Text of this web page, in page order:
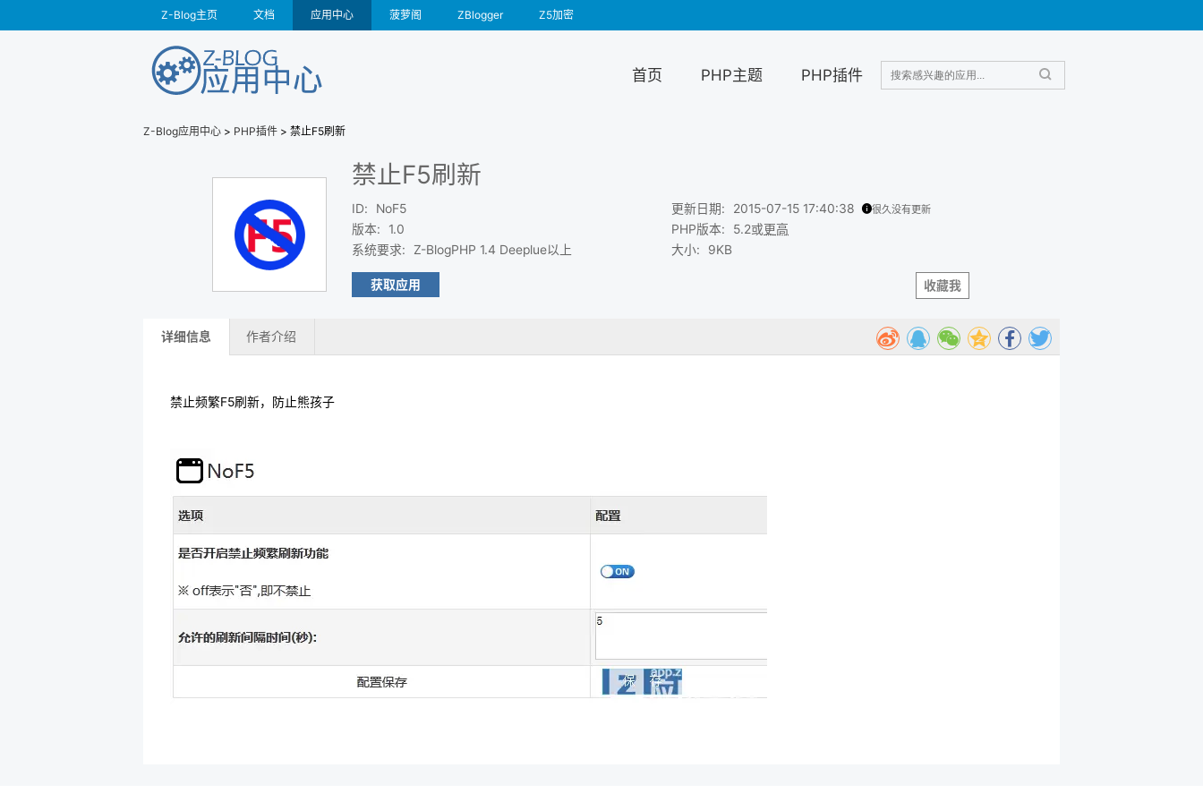
Z-Blog主页 文档 应用中心 菠萝阁 ZBlogger Z5加密
首页 PHP主题 PHP插件
Z-Blog应用中心 > PHP插件 > 禁止F5刷新
禁止F5刷新
ID:
NoF5
版本:
1.0
系统要求: Z-BlogPHP 1.4 Deeplue以上
更新日期: 2015-07-15 17:40:38 很久没有更新
PHP版本: 5.2或更高
大小: 9KB
收藏我
获取应用
详细信息 作者介绍
禁止频繁F5刷新，防止熊孩子